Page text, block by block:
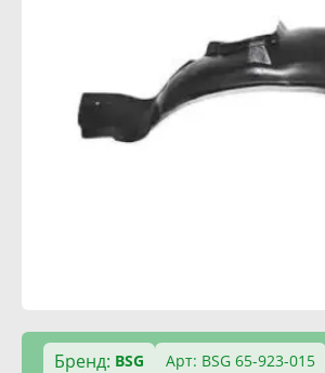
Бренд: BSG
Арт: BSG 65-923-015